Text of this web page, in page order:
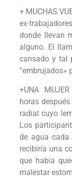
+ MUCHAS
ex-
donde llevan
alguno. El
cansado y tal
“embrujados»
+UNA
horas
radial cuyo
Los
de agua
recibiría una
que había
malestar